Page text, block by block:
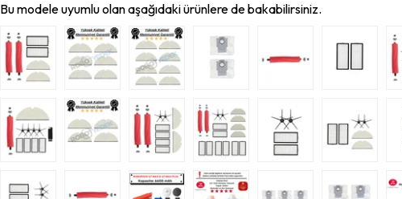
Bu modele uyumlu olan aşağıdaki ürünlere de bakabilirsiniz.